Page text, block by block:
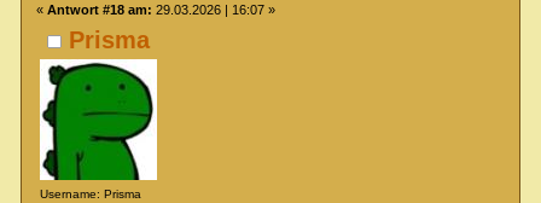
Prisma
Username: Prisma
« Antwort #18 am: 29.03.2026 | 16:07 »